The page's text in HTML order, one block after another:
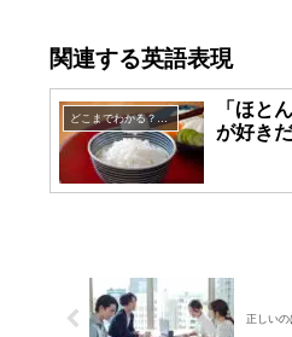
関連する英語表現
どこまでわかる？英語表現クイズ
「ほと
が好き
正しいの